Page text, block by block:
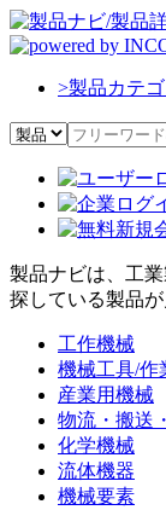
>製品カテ
製品ナビは、工
探している製品
工作機械
機械工具/作
産業用機械
物流・搬送
化学機械
流体機器
機械要素